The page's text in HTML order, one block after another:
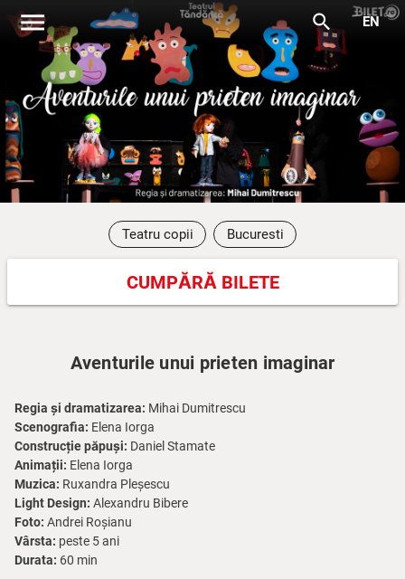
menu search EN
Teatru copii Bucuresti
CUMPĂRĂ BILETE
Aventurile unui prieten imaginar
Regia și dramatizarea: Mihai Dumitrescu
Scenografia: Elena Iorga
Construcție păpuși: Daniel Stamate
Animații: Elena Iorga
Muzica: Ruxandra Pleșescu
Light Design: Alexandru Bibere
Foto: Andrei Roșianu
Vârsta: peste 5 ani
Durata: 60 min